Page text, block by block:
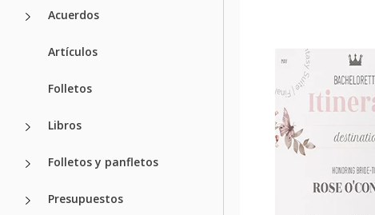
Acuerdos
Artículos
Folletos
Libros
Folletos y panfletos
Presupuestos